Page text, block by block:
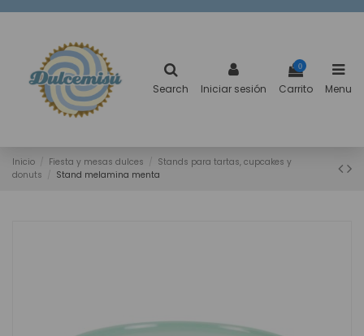
Search Iniciar sesión
0
Carrito Menu
Inicio Fiesta y mesas dulces
Stands para tartas, cupcakes y
donuts
Stand melamina menta